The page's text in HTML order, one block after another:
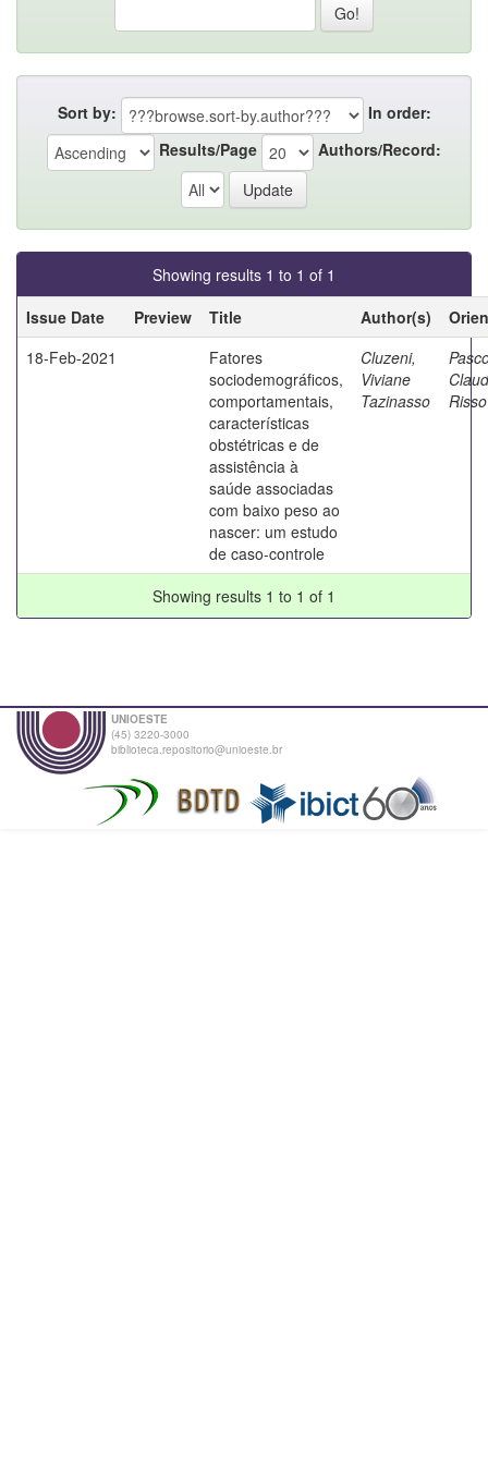
Sort by:
In order:
Results/Page
Authors/Record:
Showing results 1 to 1 of 1
Issue Date
Preview Title Author(s)
18-Feb-2021
Fatores
sociodemográficos,
comportamentais,
características
obstétricas e de
assistência à
saúde associadas
com baixo peso ao
nascer: um estudo
de caso-controle
Cluzeni,
Viviane
Tazinasso
Risso
Showing results 1 to 1 of 1
UNIOESTE
(45) 3220-3000
biblioteca.repositorio@unioeste.br